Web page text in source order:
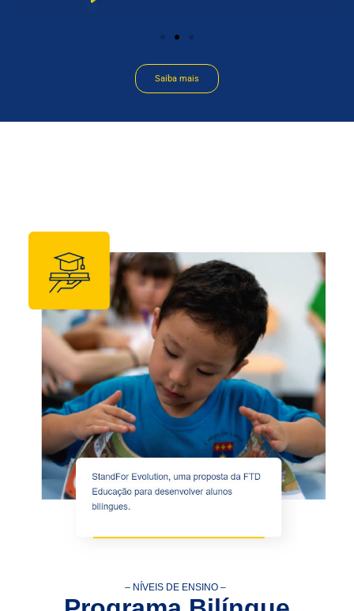
Saiba mais
– NÍVEIS DE ENSINO –